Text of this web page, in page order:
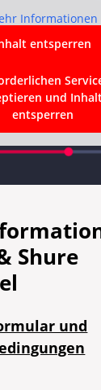
Informationen
entsperren
und
entsperren
Shure
und